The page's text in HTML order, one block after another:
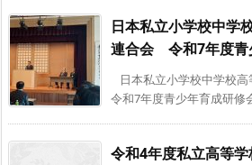
日本私立小学校中学
連合会 令和7年度青
日本私立小学校中学校
令和7年度青少年育成研修
令和4年度私立高等